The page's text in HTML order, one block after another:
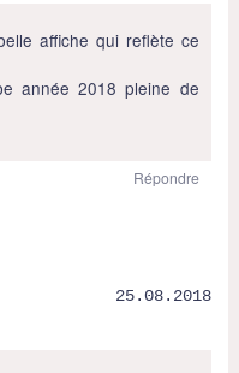
affiche qui reflète ce
année 2018 pleine de
Répondre
25.08.2018